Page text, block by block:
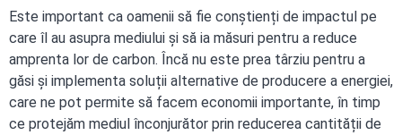
Este important ca oamenii să fie conștienți de impactul pe
care îl au asupra mediului și să ia măsuri pentru a reduce
amprenta lor de carbon. Încă nu este prea târziu pentru a
găsi și implementa soluții alternative de producere a energiei,
care ne pot permite să facem economii importante, în timp
ce protejăm mediul înconjurător prin reducerea cantității de